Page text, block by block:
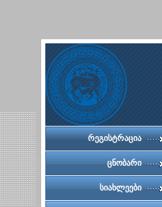
რეგისტრაცია
ცნობარი
სიახლეები